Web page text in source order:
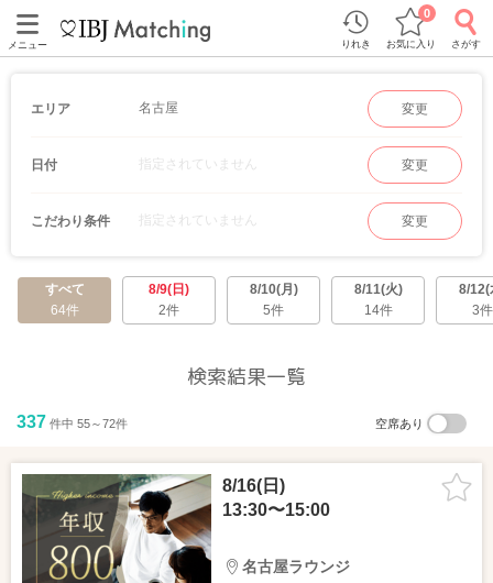
メニュー りれき お気に入り
0
さがす
エリア 名古屋 変更
日付 指定されていません 変更
こだわり条件 指定されていません 変更
すべて
64件
8/9(日)
2件
8/10(月)
5件
8/11(火)
14件
8/12(
3件
検索結果一覧
337 件中 55～72件 空席あり
8/16(日)
13:30〜15:00
名古屋ラウンジ